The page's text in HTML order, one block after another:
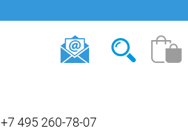
+7 495 260-78-07